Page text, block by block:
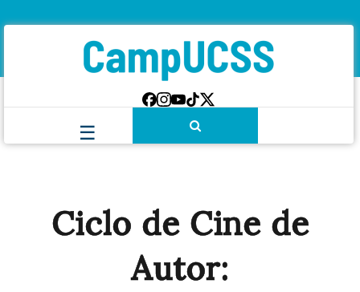
Ciclo de Cine de
Autor: